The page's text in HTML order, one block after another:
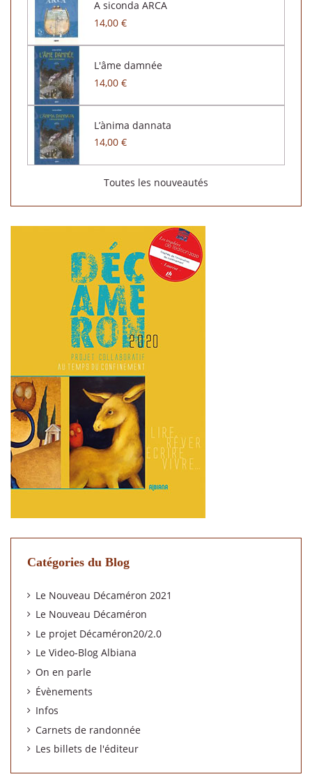
A siconda ARCA
14,00 €
L'âme damnée
14,00 €
L’ànima dannata
14,00 €
Toutes les nouveautés
Catégories du Blog
Le Nouveau Décaméron 2021
Le Nouveau Décaméron
Le projet Décaméron20/2.0
Le Video-Blog Albiana
On en parle
Évènements
Infos
Carnets de randonnée
Les billets de l'éditeur